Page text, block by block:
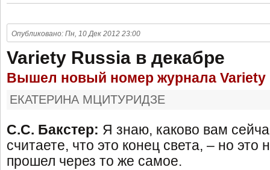
Опубликовано: Пн, 10 Дек 2012 23:00
Variety Russia в декабре
Вышел новый номер журнала Variety
ЕКАТЕРИНА МЦИТУРИДЗЕ
С.С. Бакстер: Я знаю, каково вам
считаете, что это конец света, – но это
прошел через то же самое.